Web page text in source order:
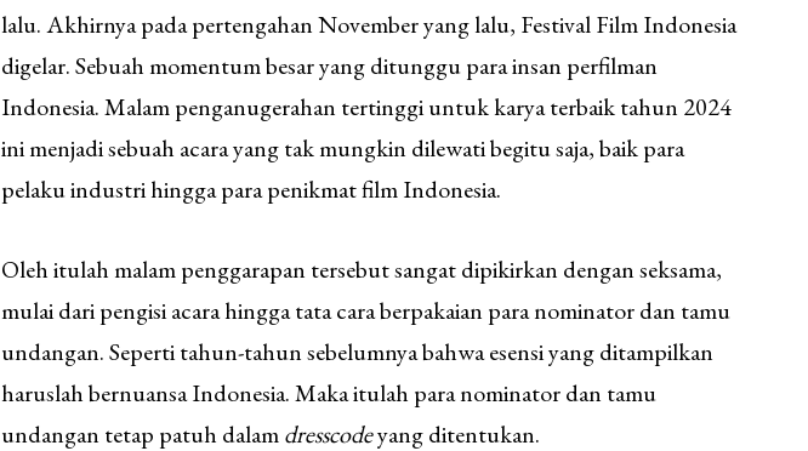
lalu. Akhirnya pada pertengahan November yang lalu, Festival Film Indonesia
digelar. Sebuah momentum besar yang ditunggu para insan perfilman
Indonesia. Malam penganugerahan tertinggi untuk karya terbaik tahun 2024
ini menjadi sebuah acara yang tak mungkin dilewati begitu saja, baik para
pelaku industri hingga para penikmat film Indonesia.
Oleh itulah malam penggarapan tersebut sangat dipikirkan dengan seksama,
mulai dari pengisi acara hingga tata cara berpakaian para nominator dan tamu
undangan. Seperti tahun-tahun sebelumnya bahwa esensi yang ditampilkan
haruslah bernuansa Indonesia. Maka itulah para nominator dan tamu
undangan tetap patuh dalamdresscodeyang ditentukan.